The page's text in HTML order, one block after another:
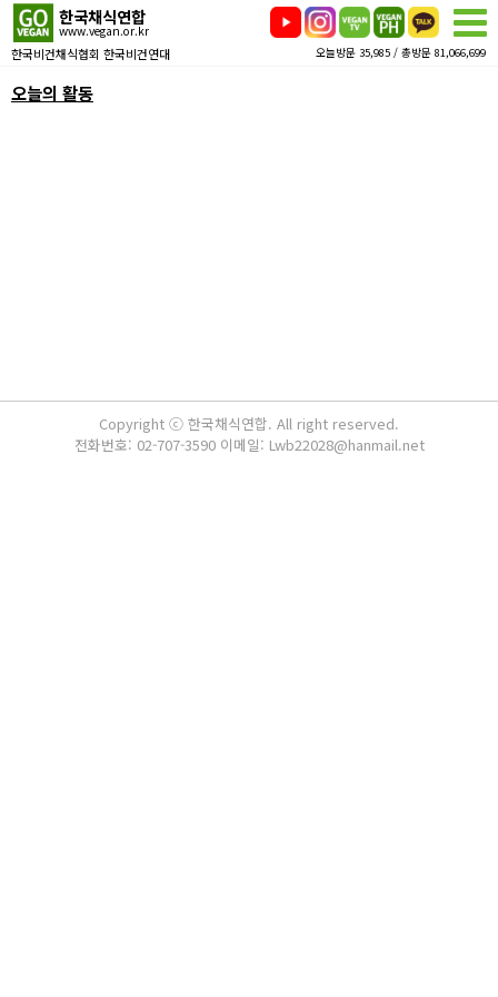
한국채식연합
www.vegan.or.kr
한국비건채식협회 한국비건연대 오늘방문 35,985 / 총방문 81,066,699
오늘의 활동
Copyright ⓒ 한국채식연합. All right reserved.
전화번호: 02-707-3590 이메일: Lwb22028@hanmail.net